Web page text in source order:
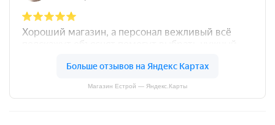
Магазин Естрой — Яндекс.Карты